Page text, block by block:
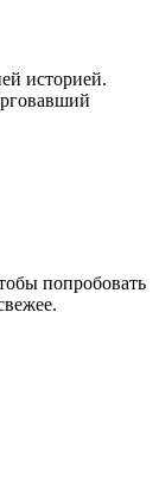
историей.
попробовать